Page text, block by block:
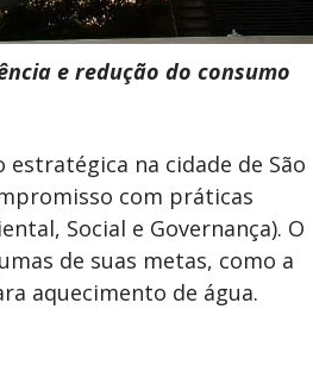
e redução do consumo
na cidade de São
com práticas
Social e Governança). O
de suas metas, como a
aquecimento de água.